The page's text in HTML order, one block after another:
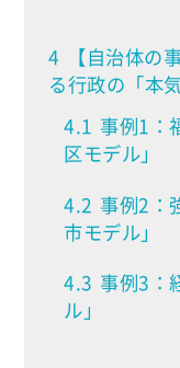
4
【自治体の
る行政の「本
4.1 事例1：
区モデル」
4.2 事例2：
市モデル」
4.3 事例3：
ル」